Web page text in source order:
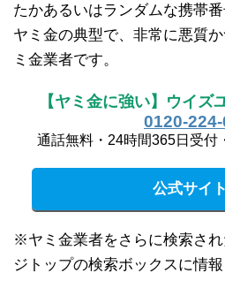
たかあるいはランダムな携帯
ヤミ金の典型で、非常に悪質
ミ金業者です。
【ヤミ金に強い】ウイズ
0120-
通話無料・24時間365日受付
公式サイ
※ヤミ金業者をさらに検索さ
ジトップの検索ボックスに情